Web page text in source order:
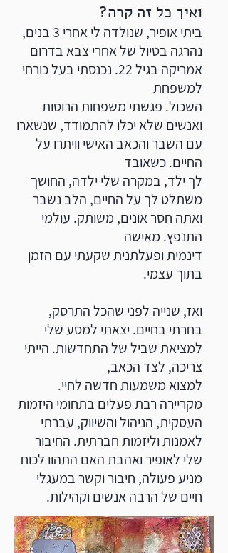
ואיך כל זה קרה?
ביתי אופיר, שנולדה לי אחרי 3 בנים,
נהרגה בטיול של אחרי צבא בדרום
אמריקה בגיל 22. נכנסתי בעל כורחי
למשפחת
השכול. פגשתי משפחות הרוסות
ואנשים שלא יכלו להתמודד, שנשארו
עם השבר והכאב האישי וויתרו על
החיים. כשאובד
לך ילד, ​במקרה שלי ילדה, החושך
משתלט לך על החיים, הלב נשבר
ואתה חסר אונים, משותק. עולמי
התנפץ. מאישה
דינמית ופעלתנית שקעתי עם הזמן
בתוך עצמי.
ואז, שנייה לפני שהכל התרסק,
בחרתי בחיים. יצאתי למסע שלי
למציאת שביל של התחדשות. הייתי
צריכה, לצד הכאב,
למצוא משמעות חדשה לחיי.
מקריירה רבת פעלים בתחומי היזמות
העסקית, הניהול והשיווק, עברתי
לאמנות וליזמות חברתית. החיבור
שלי לאופיר ואהבת האם התהוו לכוח
מניע פעולה, חיבור וקשר במעגלי
חיים של הרבה אנשים וקהילות.